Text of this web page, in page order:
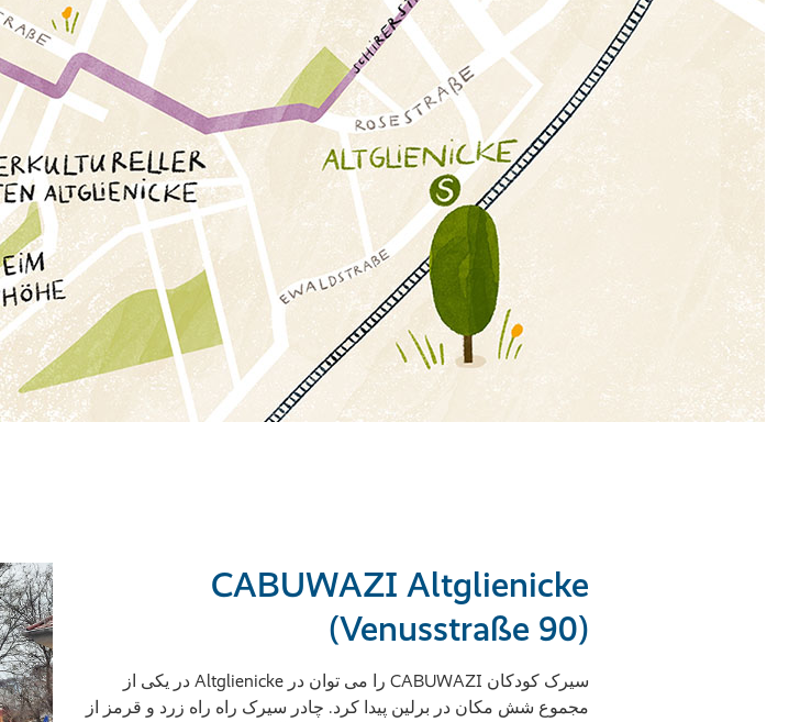
CABUWAZI Altglienicke
(Venusstraße 90)
سیرک کودکان CABUWAZI را می توان در Altglienicke در یکی از
مجموع شش مکان در برلین پیدا کرد. چادر سیرک راه راه زرد و قرمز از